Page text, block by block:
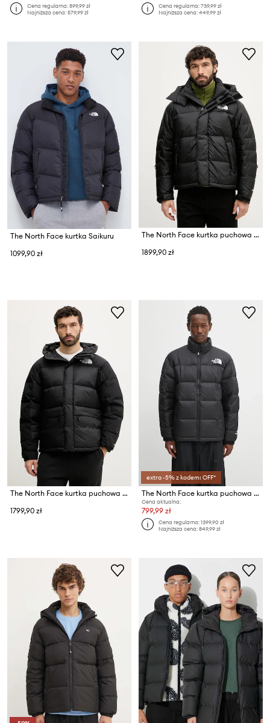
Cena regularna:899,99 zł
Najniższa cena:579,99 zł
Cena regularna:739,99 zł
Najniższa cena:449,99 zł
The North Face kurtka Saikuru
1099,90 zł
The North Face kurtka puchowa męska Hmlyn Baltoro Jacket
1899,90 zł
The North Face kurtka puchowa HMLYN Down
1799,90 zł
extra -5% z kodem: OFF*
The North Face kurtka puchowa Lhotse
Cena aktualna:
799,99 zł
Cena regularna:1399,90 zł
Najniższa cena:849,99 zł